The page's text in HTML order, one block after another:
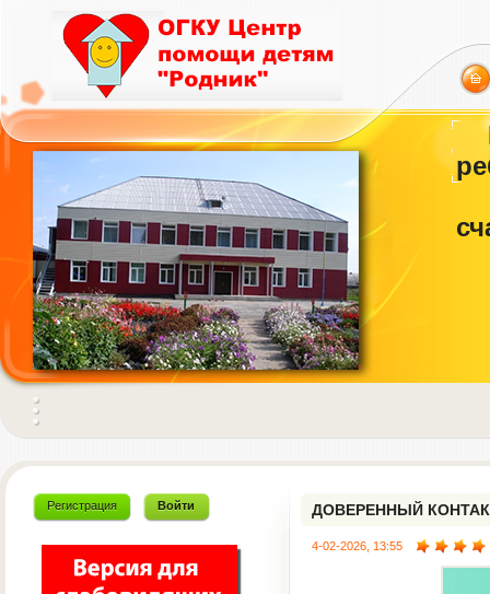
Регистрация Войти ДОВЕРЕННЫЙ
4-02-2026, 13:55